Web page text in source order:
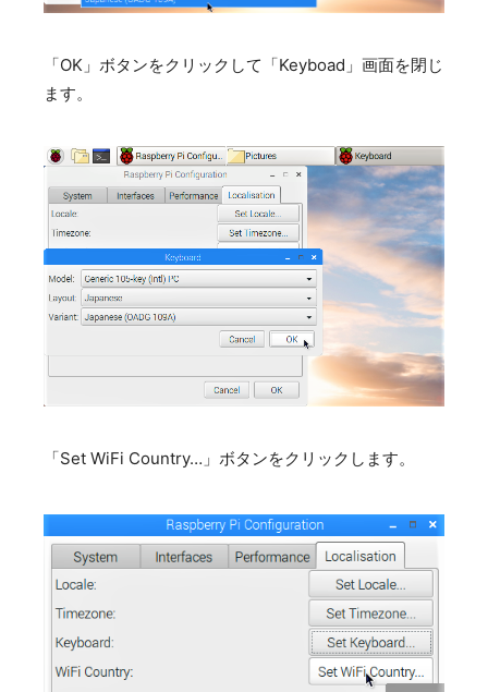
「OK」ボタンをクリックして「Keyboad」画面を閉じ
ます。
「Set WiFi Country…」ボタンをクリックします。